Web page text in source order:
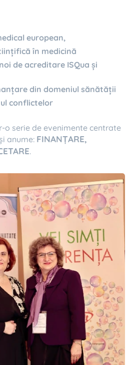
european,
țifică în medicină
de acreditare ISQua și
țare din domeniul sănătății
conflictelor
o serie de evenimente centrate
anume: FINANŢARE,
.